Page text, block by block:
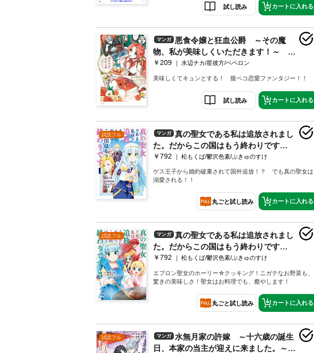
試し読み カートに入れる
マンガ
悪食令嬢と狂血公爵 ～その魔
物、私が美味しくいただきます！～ 分
冊版（２）
￥209 水辺チカ/星彼方/ペペロン
美味しくてキュンとする！ 腹ペコ恋愛ファンタジー！！
試し読み カートに入れる
試読フル マンガ
真の聖女である私は追放されまし
た。だからこの国はもう終わりです
（１） 【電子限定描きおろしペーパー
付き】
￥792 松もくば/鬱沢色素/ぷきゅのすけ
ゲス王子から婚約破棄されて国外追放！？ でも真の聖女は
溺愛される！！
丸ごと試し読み カートに入れる
試読フル マンガ
真の聖女である私は追放されまし
た。だからこの国はもう終わりです
（３） 【電子限定描きおろしペーパー
付き】
￥792 松もくば/鬱沢色素/ぷきゅのすけ
エプロン聖女のホーリー☆クッキング！ニガテなお野菜も、
驚きの美味しさ！聖女はお料理でも、癒やします！
丸ごと試し読み カートに入れる
試読フル マンガ
水無月家の許嫁 ～十六歳の誕生
日、本家の当主が迎えに来ました。～